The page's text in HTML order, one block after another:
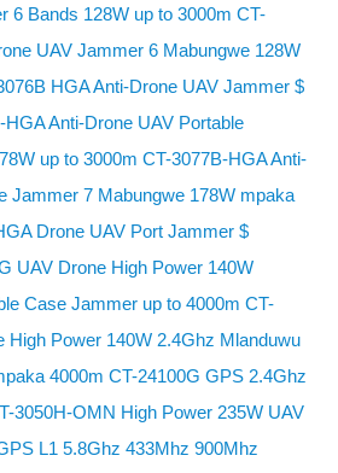
6 Bands 128W up to 3000m CT-
UAV Jammer 6 Mabungwe 128W
HGA Anti-Drone UAV Jammer $
Anti-Drone UAV Portable
up to 3000m CT-3077B-HGA Anti-
Jammer 7 Mabungwe 178W mpaka
Drone UAV Port Jammer $
UAV Drone High Power 140W
Case Jammer up to 4000m CT-
High Power 140W 2.4Ghz Mlanduwu
4000m CT-24100G GPS 2.4Ghz
3050H-OMN High Power 235W UAV
L1 5.8Ghz 433Mhz 900Mhz